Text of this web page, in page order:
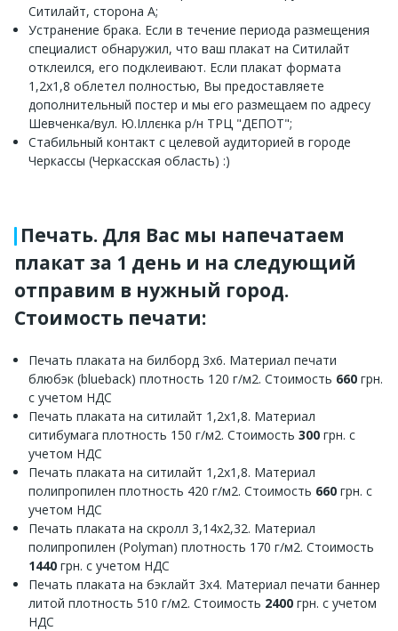
Ситилайт, сторона A;
Устранение брака. Если в течение периода размещения
специалист обнаружил, что ваш плакат на Ситилайт
отклеился, его подклеивают. Если плакат формата
1,2х1,8 облетел полностью, Вы предоставляете
дополнительный постер и мы его размещаем по адресу
Шевченка/вул. Ю.Іллєнка р/н ТРЦ "ДЕПОТ";
Стабильный контакт с целевой аудиторией в городе
Черкассы (Черкасская область) :)
Печать. Для Вас мы напечатаем
плакат за 1 день и на следующий
отправим в нужный город.
Стоимость печати:
Печать плаката на билборд 3х6. Материал печати
блюбэк (blueback) плотность 120 г/м2. Стоимость 660 грн.
с учетом НДС
Печать плаката на ситилайт 1,2х1,8. Материал
ситибумага плотность 150 г/м2. Стоимость 300 грн. с
учетом НДС
Печать плаката на ситилайт 1,2х1,8. Материал
полипропилен плотность 420 г/м2. Стоимость 660 грн. с
учетом НДС
Печать плаката на скролл 3,14х2,32. Материал
полипропилен (Polyman) плотность 170 г/м2. Стоимость
1440 грн. с учетом НДС
Печать плаката на бэклайт 3х4. Материал печати баннер
литой плотность 510 г/м2. Стоимость 2400 грн. с учетом
НДС